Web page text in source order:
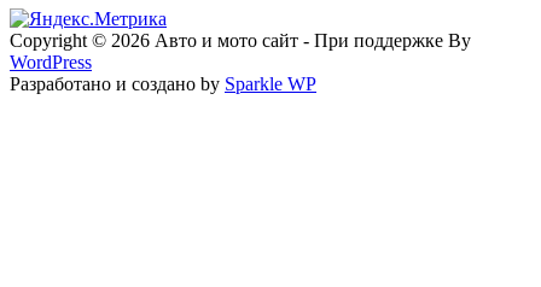
Copyright © 2026 Авто и мото сайт - При поддержке By
WordPress
Разработано и создано by Sparkle WP